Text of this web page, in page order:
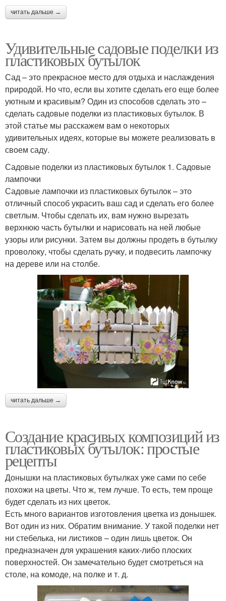
читать дальше →
Удивительные садовые поделки из
пластиковых бутылок
Сад – это прекрасное место для отдыха и наслаждения
природой. Но что, если вы хотите сделать его еще более
уютным и красивым? Один из способов сделать это –
сделать садовые поделки из пластиковых бутылок. В
этой статье мы расскажем вам о некоторых
удивительных идеях, которые вы можете реализовать в
своем саду.
Садовые поделки из пластиковых бутылок 1. Садовые
лампочки
Садовые лампочки из пластиковых бутылок – это
отличный способ украсить ваш сад и сделать его более
светлым. Чтобы сделать их, вам нужно вырезать
верхнюю часть бутылки и нарисовать на ней любые
узоры или рисунки. Затем вы должны продеть в бутылку
проволоку, чтобы сделать ручку, и подвесить лампочку
на дереве или на столбе.
читать дальше →
Создание красивых композиций из
пластиковых бутылок: простые
рецепты
Донышки на пластиковых бутылках уже сами по себе
похожи на цветы. Что ж, тем лучше. То есть, тем проще
будет сделать из них цветок.
Есть много вариантов изготовления цветка из донышек.
Вот один из них. Обратим внимание. У такой поделки нет
ни стебелька, ни листиков – один лишь цветок. Он
предназначен для украшения каких-либо плоских
поверхностей. Он замечательно будет смотреться на
столе, на комоде, на полке и т. д.